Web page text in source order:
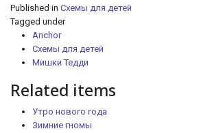
Published in Схемы для детей
Tagged under
Anchor
Схемы для детей
Мишки Тедди
Related items
Утро нового года
Зимние гномы